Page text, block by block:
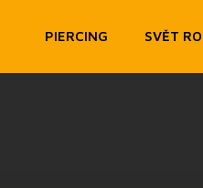
PIERCING SVĚT